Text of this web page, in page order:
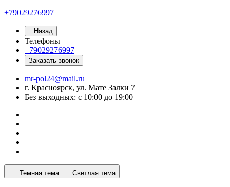
+79029276997
Назад
Телефоны
+79029276997
Заказать звонок
mr-pol24@mail.ru
г. Красноярск, ул. Мате Залки 7
Без выходных: с 10:00 до 19:00
Темная тема Светлая тема